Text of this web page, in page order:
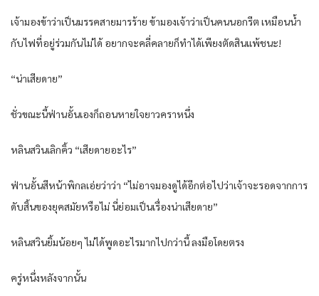
เจ้ามอง​ข้า​ว่า​เป็น​มรรค​สาย​มาร​ร้าย​ ข้า​มอง​เจ้าว่า​เป็น​คน​นอกรีต​ เหมือน​น้ำ​
กับ​ไฟที่อยู่​ร่วมกัน​ไม่ได้​ อยาก​จะคลี่คลาย​ก็​ทำได้​เพียง​ตัดสิน​แพ้ชนะ​!
“น่าเสียดาย​”
ชั่ว​ขณะนี้​ฟ่าน​อั้น​เอง​ก็​ถอนหายใจ​ยาว​ครา​หนึ่ง​
หลิน​สวิน​เลิกคิ้ว​ “เสียดาย​อะไร​”
ฟ่าน​อั้น​สีหน้า​พิกล​เอ่ย​ว่า​ว่า​ “ไม่อาจ​มองดู​ได้​อีกต่อไป​ว่า​เจ้าจะรอด​จาก​การ​
ดับสิ้น​ของ​ยุคสมัย​หรือไม่​ นี่​ย่อม​เป็นเรื่อง​น่าเสียดาย​”
หลิน​สวิน​ยิ้ม​น้อย​ๆ ไม่ได้​พูด​อะไร​มาก​ไป​กว่า​นี้​ ลงมือ​โดยตรง​
ครู่หนึ่ง​หลังจากนั้น​